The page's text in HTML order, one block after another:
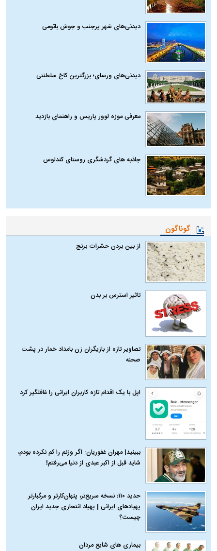
دیدنی‌های شهر پرجنب و جوش باتومی
دیدنی‌های ورسای؛ بزرگترین کاخ سلطنتی
معرفی موزه لوور پاریس و راهنمای بازدید
جاذبه های گردشگری روستای کندلوس
گوناگون
از بین بردن حشرات برنج
تاثیر استرس بر بدن
تصاویر تازه از بازیگران زن بامداد خمار در پشت
صحنه
اپل با یک اقدام تازه کاربران ایرانی را غافلگیر کرد
ببینید| مهران غفوریان: اگر وزنم را کم نکرده بودم،
شاید قبل از اکبر عبدی از دنیا می‌رفتم!
حدید ۱۱۰؛ نسخه سریع‌تر، پنهان‌کارتر و مرگبارتر
پهپادهای ایرانی | پهپاد انتحاری جدید ایران
چیست؟
بیماری‌ های شایع مردان